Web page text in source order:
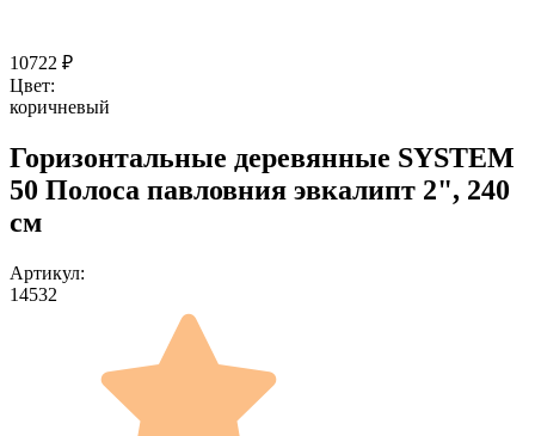
10722 ₽
Цвет:
коричневый
Горизонтальные деревянные SYSTEM
50 Полоса павловния эвкалипт 2", 240
см
Артикул:
14532